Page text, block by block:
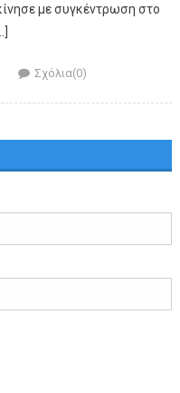
με συγκέντρωση στο
Author Σχόλια(0)